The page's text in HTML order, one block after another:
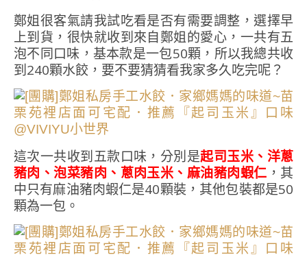
鄭姐很客氣請我試吃看是否有需要調整，選擇早
上到貨，很快就收到來自鄭姐的愛心，一共有五
泡不同口味，基本款是一包50顆，所以我總共收
到240顆水餃，要不要猜猜看我家多久吃完呢？
這次一共收到五款口味，分別是起司玉米、洋蔥
豬肉、泡菜豬肉、蔥肉玉米、麻油豬肉蝦仁 ，其
中只有麻油豬肉蝦仁是40顆裝，其他包裝都是50
顆為一包。